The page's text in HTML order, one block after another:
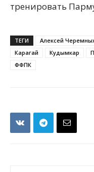
тренировать
ТЕГИ Алексей
Карагай
Кудымкар
ФФПК